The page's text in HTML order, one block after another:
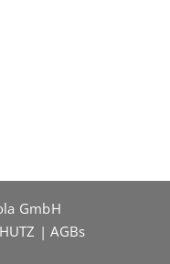
GmbH
|AGBs